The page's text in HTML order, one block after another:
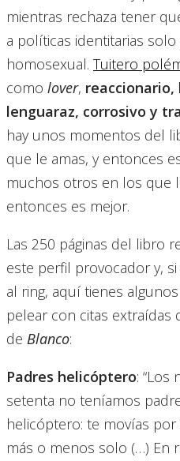
mientras rechaza tener
a políticas identitarias
homosexual. Tuitero
como lover,
lenguaraz, corrosivo y
hay unos momentos del
que le amas, y entonces
muchos otros en los que
entonces es mejor.
Las 250 páginas del libro
este perfil provocador y,
al ring, aquí tienes
pelear con citas extraídas
de Blanco:
Padres helicóptero: “Los
setenta no teníamos
helicóptero: te movías
más o menos solo (…) En